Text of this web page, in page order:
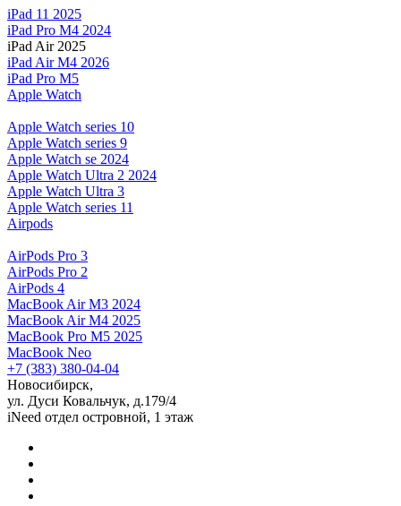
iPad 11 2025
iPad Pro M4 2024
iPad Air 2025
iPad Air M4 2026
iPad Pro M5
Apple Watch
Apple Watch series 10
Apple Watch series 9
Apple Watch se 2024
Apple Watch Ultra 2 2024
Apple Watch Ultra 3
Apple Watch series 11
Airpods
AirPods Pro 3
AirPods Pro 2
AirPods 4
MacBook Air M3 2024
MacBook Air M4 2025
MacBook Pro M5 2025
MacBook Neo
+7 (383) 380-04-04
Новосибирск,
ул. Дуси Ковальчук, д.179/4
iNeed отдел островной, 1 этаж